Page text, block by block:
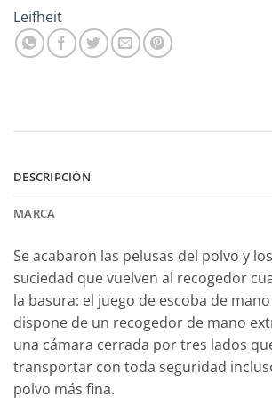
Leifheit
DESCRIPCIÓN
MARCA
Se acabaron las pelusas del polvo y
suciedad que vuelven al recogedor
la basura: el juego de escoba de
dispone de un recogedor de mano
una cámara cerrada por tres lados
transportar con toda seguridad
polvo más fina.